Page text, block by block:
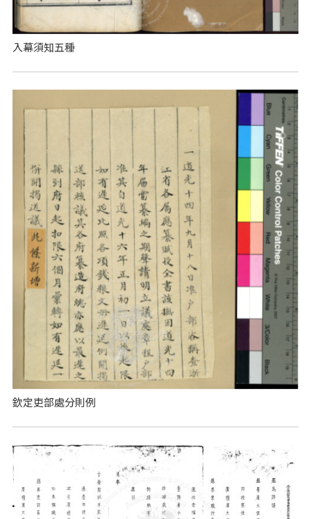
入幕須知五種
欽定吏部處分則例